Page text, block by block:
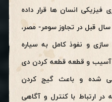
فیزیکی انسان ها قرار داده
شده است. و در واقع از ۵۵۰۰ سال قبل در تجاوز سومر- مصر،
و نفوذ کامل به سیاره
آسیب و قطعه قطعه کردن دی
شده و باعث گیج کردن
در ارتباط با کنترل و آگاهی